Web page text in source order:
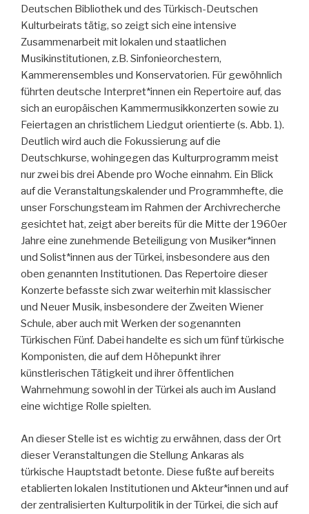
Deutschen Bibliothek und des Türkisch-Deutschen
Kulturbeirats tätig, so zeigt sich eine intensive
Zusammenarbeit mit lokalen und staatlichen
Musikinstitutionen, z.B. Sinfonieorchestern,
Kammerensembles und Konservatorien. Für gewöhnlich
führten deutsche Interpret*innen ein Repertoire auf, das
sich an europäischen Kammermusikkonzerten sowie zu
Feiertagen an christlichem Liedgut orientierte (s. Abb. 1).
Deutlich wird auch die Fokussierung auf die
Deutschkurse, wohingegen das Kulturprogramm meist
nur zwei bis drei Abende pro Woche einnahm. Ein Blick
auf die Veranstaltungskalender und Programmhefte, die
unser Forschungsteam im Rahmen der Archivrecherche
gesichtet hat, zeigt aber bereits für die Mitte der 1960er
Jahre eine zunehmende Beteiligung von Musiker*innen
und Solist*innen aus der Türkei, insbesondere aus den
oben genannten Institutionen. Das Repertoire dieser
Konzerte befasste sich zwar weiterhin mit klassischer
und Neuer Musik, insbesondere der Zweiten Wiener
Schule, aber auch mit Werken der sogenannten
Türkischen Fünf. Dabei handelte es sich um fünf türkische
Komponisten, die auf dem Höhepunkt ihrer
künstlerischen Tätigkeit und ihrer öffentlichen
Wahrnehmung sowohl in der Türkei als auch im Ausland
eine wichtige Rolle spielten.
An dieser Stelle ist es wichtig zu erwähnen, dass der Ort
dieser Veranstaltungen die Stellung Ankaras als
türkische Hauptstadt betonte. Diese fußte auf bereits
etablierten lokalen Institutionen und Akteur*innen und auf
der zentralisierten Kulturpolitik in der Türkei, die sich auf